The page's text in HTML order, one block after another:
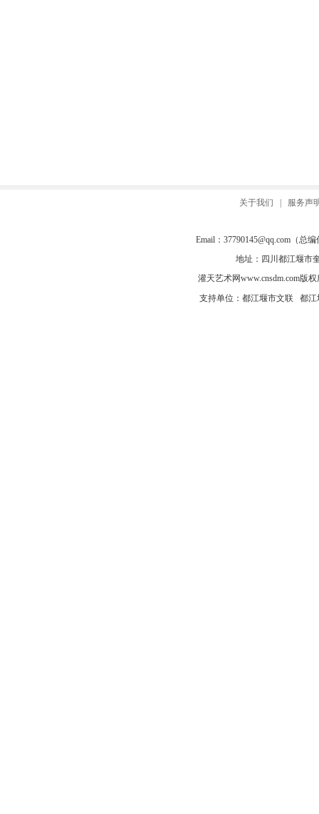
关于我们 服务声
Email： 37790145@qq.com（总编
地址：四川都江堰市
灌天艺术网www.cnsdm.com版权
支持单位：都江堰市文联 都